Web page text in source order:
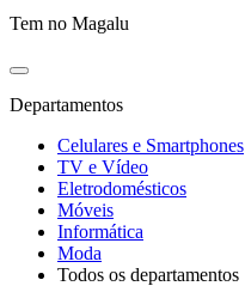
Tem no Magalu
Departamentos
Celulares e Smartphones
TV e Vídeo
Eletrodomésticos
Móveis
Informática
Moda
Todos os departamentos